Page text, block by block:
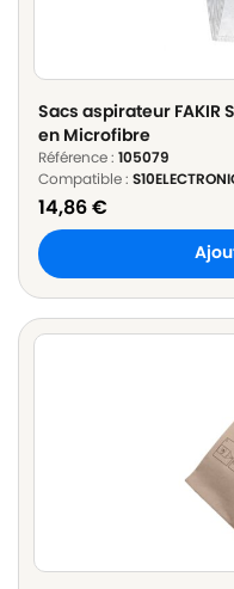
Sacs aspirateur FAKIR
en Microfibre
Référence : 105079
Compatible :
14,86€